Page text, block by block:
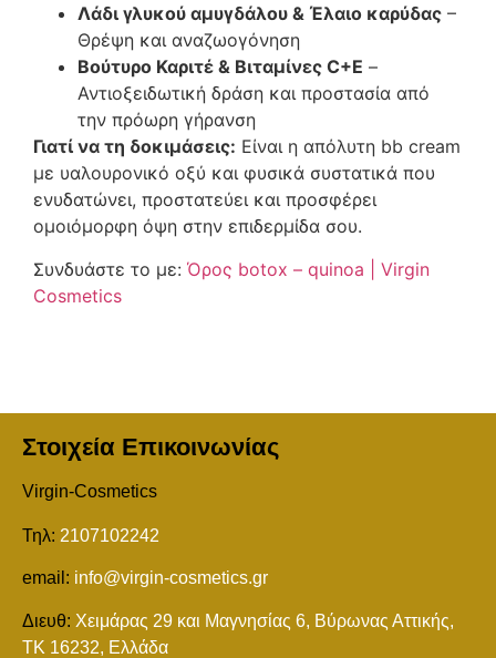
Λάδι γλυκού αμυγδάλου & Έλαιο καρύδας –
Θρέψη και αναζωογόνηση
Βούτυρο Καριτέ & Βιταμίνες C+E –
Αντιοξειδωτική δράση και προστασία από
την πρόωρη γήρανση
Γιατί να τη δοκιμάσεις: Είναι η απόλυτη bb cream
με υαλουρονικό οξύ και φυσικά συστατικά που
ενυδατώνει, προστατεύει και προσφέρει
ομοιόμορφη όψη στην επιδερμίδα σου.
Συνδυάστε το με: Όρος botox – quinoa | Virgin
Cosmetics
Στοιχεία Επικοινωνίας
Virgin-Cosmetics
Τηλ: 2107102242
email: info@virgin-cosmetics.gr
Διευθ: Χειμάρας 29 και Mαγνησίας 6, Βύρωνας Αττικής,
ΤΚ 16232, Ελλάδα